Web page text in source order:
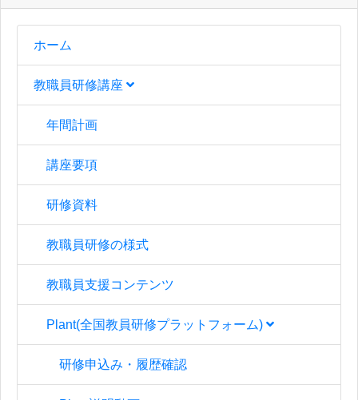
ホーム
教職員研修講座
年間計画
講座要項
研修資料
教職員研修の様式
教職員支援コンテンツ
Plant(全国教員研修プラットフォーム)
研修申込み・履歴確認